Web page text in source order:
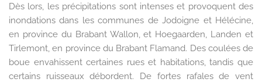
Dès lors, les précipitations sont intenses et provoquent des
inondations dans les communes de Jodoigne et Hélécine,
en province du Brabant Wallon, et Hoegaarden, Landen et
Tirlemont, en province du Brabant Flamand. Des coulées de
boue envahissent certaines rues et habitations, tandis que
certains ruisseaux débordent. De fortes rafales de vent